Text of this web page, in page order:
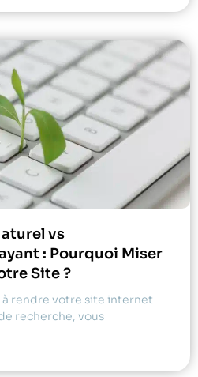
vs
: Pourquoi Miser
Site ?
à rendre votre site internet
recherche, vous